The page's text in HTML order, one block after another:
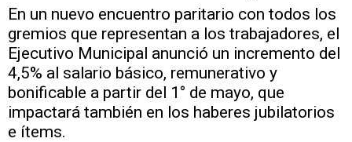
En un nuevo encuentro paritario con todos los
gremios que representan a los trabajadores, el
Ejecutivo Municipal anunció un incremento del
4,5% al salario básico, remunerativo y
bonificable a partir del 1° de mayo, que
impactará también en los haberes jubilatorios
e ítems.